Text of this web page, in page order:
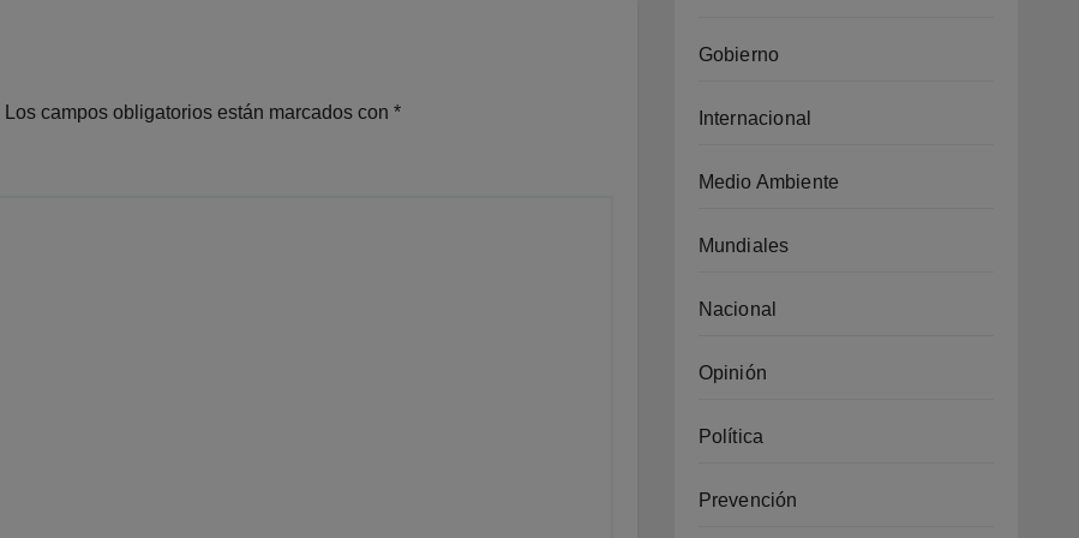
Los campos obligatorios están marcados con *
Gobierno
Internacional
Medio Ambiente
Mundiales
Nacional
Opinión
Política
Prevención